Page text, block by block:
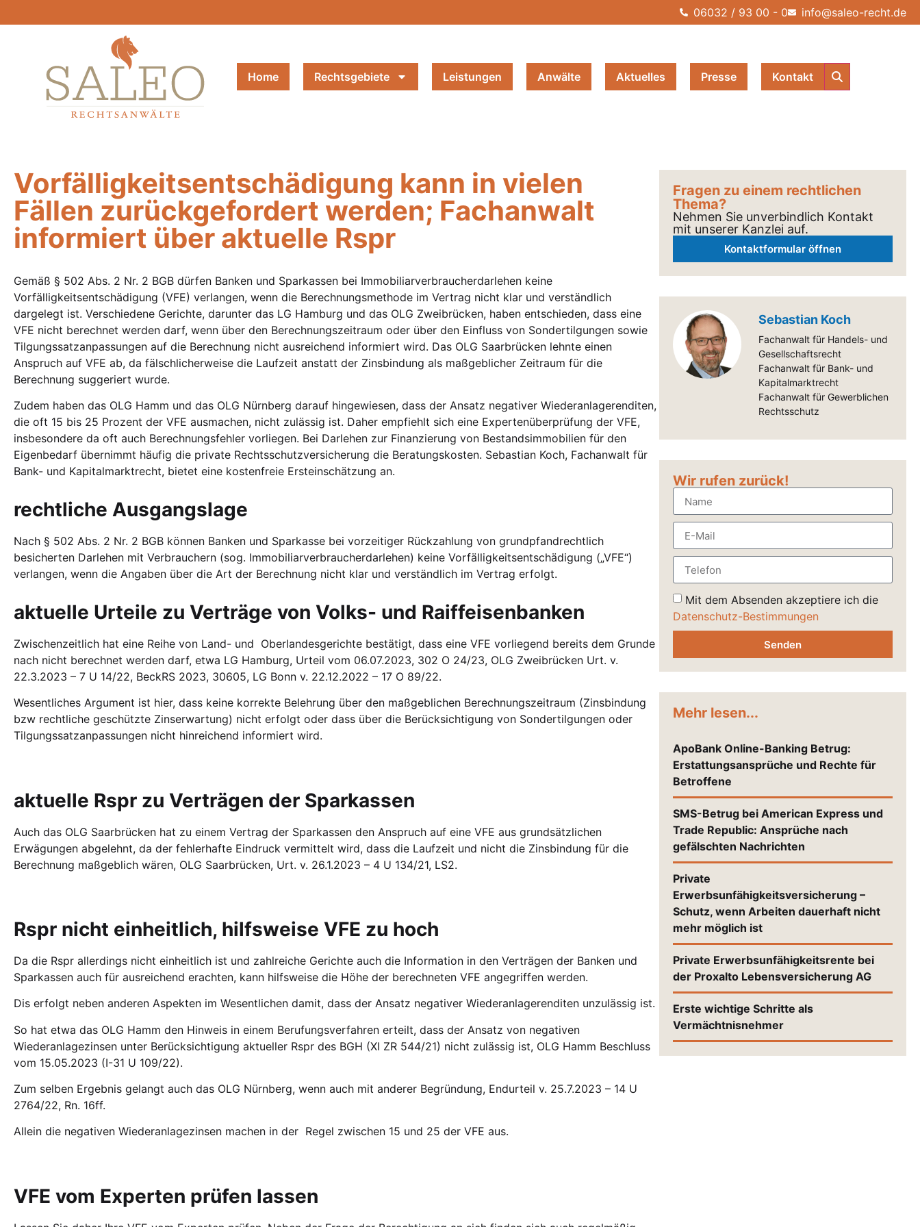
06032 / 93 00 - 0 info@saleo-recht.de
Home Rechtsgebiete Leistungen Anwälte Aktuelles Presse Kontakt
Vorfälligkeitsentschädigung kann in vielen
Fällen zurückgefordert werden; Fachanwalt
informiert über aktuelle Rspr
Gemäß § 502 Abs. 2 Nr. 2 BGB dürfen Banken und Sparkassen bei Immobiliarverbraucherdarlehen keine
Vorfälligkeitsentschädigung (VFE) verlangen, wenn die Berechnungsmethode im Vertrag nicht klar und verständlich
dargelegt ist. Verschiedene Gerichte, darunter das LG Hamburg und das OLG Zweibrücken, haben entschieden, dass eine
VFE nicht berechnet werden darf, wenn über den Berechnungszeitraum oder über den Einfluss von Sondertilgungen sowie
Tilgungssatzanpassungen auf die Berechnung nicht ausreichend informiert wird. Das OLG Saarbrücken lehnte einen
Anspruch auf VFE ab, da fälschlicherweise die Laufzeit anstatt der Zinsbindung als maßgeblicher Zeitraum für die
Berechnung suggeriert wurde.
Zudem haben das OLG Hamm und das OLG Nürnberg darauf hingewiesen, dass der Ansatz negativer Wiederanlagerenditen,
die oft 15 bis 25 Prozent der VFE ausmachen, nicht zulässig ist. Daher empfiehlt sich eine Expertenüberprüfung der VFE,
insbesondere da oft auch Berechnungsfehler vorliegen. Bei Darlehen zur Finanzierung von Bestandsimmobilien für den
Eigenbedarf übernimmt häufig die private Rechtsschutzversicherung die Beratungskosten. Sebastian Koch, Fachanwalt für
Bank- und Kapitalmarktrecht, bietet eine kostenfreie Ersteinschätzung an.
rechtliche Ausgangslage
Nach § 502 Abs. 2 Nr. 2 BGB können Banken und Sparkasse bei vorzeitiger Rückzahlung von grundpfandrechtlich
besicherten Darlehen mit Verbrauchern (sog. Immobiliarverbraucherdarlehen) keine Vorfälligkeitsentschädigung („VFE“)
verlangen, wenn die Angaben über die Art der Berechnung nicht klar und verständlich im Vertrag erfolgt.
aktuelle Urteile zu Verträge von Volks- und Raiffeisenbanken
Zwischenzeitlich hat eine Reihe von Land- und Oberlandesgerichte bestätigt, dass eine VFE vorliegend bereits dem Grunde
nach nicht berechnet werden darf, etwa LG Hamburg, Urteil vom 06.07.2023, 302 O 24/23, OLG Zweibrücken Urt. v.
22.3.2023 – 7 U 14/22, BeckRS 2023, 30605, LG Bonn v. 22.12.2022 – 17 O 89/22.
Wesentliches Argument ist hier, dass keine korrekte Belehrung über den maßgeblichen Berechnungszeitraum (Zinsbindung
bzw rechtliche geschützte Zinserwartung) nicht erfolgt oder dass über die Berücksichtigung von Sondertilgungen oder
Tilgungssatzanpassungen nicht hinreichend informiert wird.
aktuelle Rspr zu Verträgen der Sparkassen
Auch das OLG Saarbrücken hat zu einem Vertrag der Sparkassen den Anspruch auf eine VFE aus grundsätzlichen
Erwägungen abgelehnt, da der fehlerhafte Eindruck vermittelt wird, dass die Laufzeit und nicht die Zinsbindung für die
Berechnung maßgeblich wären, OLG Saarbrücken, Urt. v. 26.1.2023 – 4 U 134/21, LS2.
Rspr nicht einheitlich, hilfsweise VFE zu hoch
Da die Rspr allerdings nicht einheitlich ist und zahlreiche Gerichte auch die Information in den Verträgen der Banken und
Sparkassen auch für ausreichend erachten, kann hilfsweise die Höhe der berechneten VFE angegriffen werden.
Dis erfolgt neben anderen Aspekten im Wesentlichen damit, dass der Ansatz negativer Wiederanlagerenditen unzulässig ist.
So hat etwa das OLG Hamm den Hinweis in einem Berufungsverfahren erteilt, dass der Ansatz von negativen
Wiederanlagezinsen unter Berücksichtigung aktueller Rspr des BGH (XI ZR 544/21) nicht zulässig ist, OLG Hamm Beschluss
vom 15.05.2023 (I-31 U 109/22).
Zum selben Ergebnis gelangt auch das OLG Nürnberg, wenn auch mit anderer Begründung, Endurteil v. 25.7.2023 – 14 U
2764/22, Rn. 16ff.
Allein die negativen Wiederanlagezinsen machen in der Regel zwischen 15 und 25 der VFE aus.
VFE vom Experten prüfen lassen
Fragen zu einem rechtlichen
Thema?
Nehmen Sie unverbindlich Kontakt
mit unserer Kanzlei auf.
Kontaktformular öffnen
Sebastian Koch
Fachanwalt für Handels- und
Gesellschaftsrecht
Fachanwalt für Bank- und
Kapitalmarktrecht
Fachanwalt für Gewerblichen
Rechtsschutz
Wir rufen zurück!
Mit dem Absenden akzeptiere ich die
Datenschutz-Bestimmungen
Senden
Mehr lesen...
ApoBank Online-Banking Betrug:
Erstattungsansprüche und Rechte für
Betroffene
SMS-Betrug bei American Express und
Trade Republic: Ansprüche nach
gefälschten Nachrichten
Private
Erwerbsunfähigkeitsversicherung –
Schutz, wenn Arbeiten dauerhaft nicht
mehr möglich ist
Private Erwerbsunfähigkeitsrente bei
der Proxalto Lebensversicherung AG
Erste wichtige Schritte als
Vermächtnisnehmer